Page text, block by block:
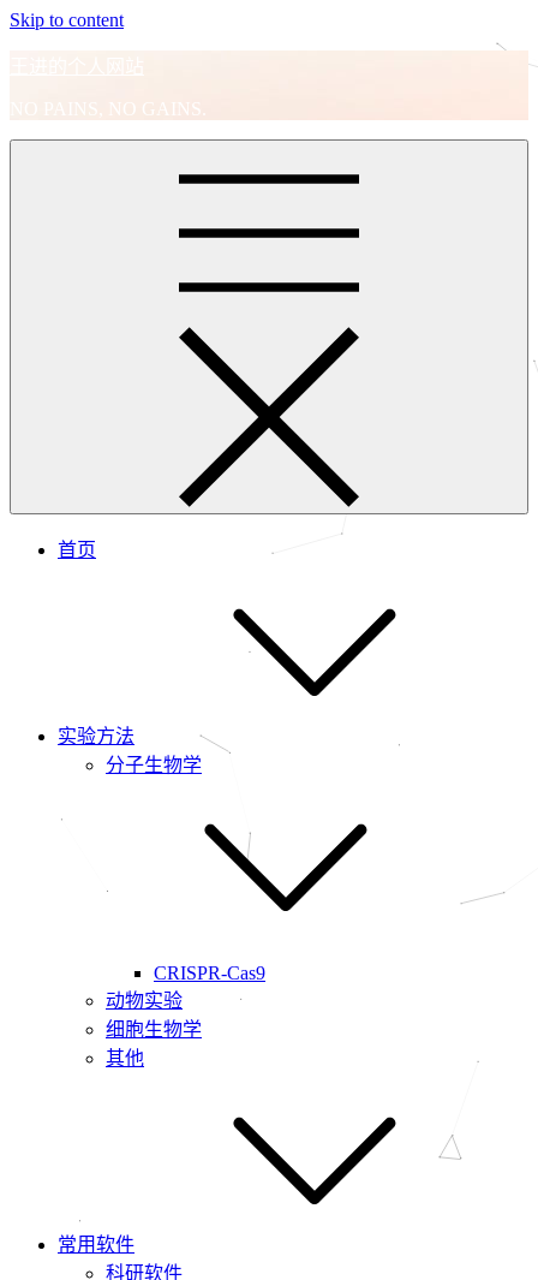
Skip to content
王进的个人网站
NO PAINS, NO GAINS.
首页
实验方法
分子生物学
CRISPR-Cas9
动物实验
细胞生物学
其他
常用软件
科研软件